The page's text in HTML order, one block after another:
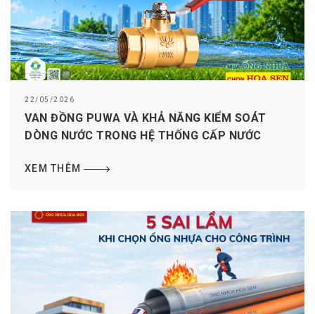
22/05/2026
VAN ĐỒNG PUWA VÀ KHẢ NĂNG KIỂM SOÁT
DÒNG NƯỚC TRONG HỆ THỐNG CẤP NƯỚC
XEM THÊM